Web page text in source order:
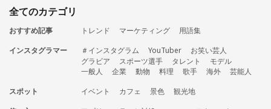
全てのカテゴリ
おすすめ記事 トレンド マーケティング
用語集
インスタグラマー
＃インスタグラム YouTuber
お笑い芸人
グラビア
スポーツ選手 タレント
モデル
一般人
企業 動物 料理 歌手 海外
芸能人
スポット
イベント カフェ 景色
観光地